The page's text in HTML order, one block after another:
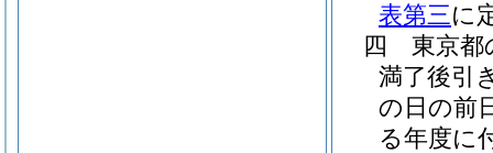
表第三に
四
東京都
満了後引
の日の前
る年度に